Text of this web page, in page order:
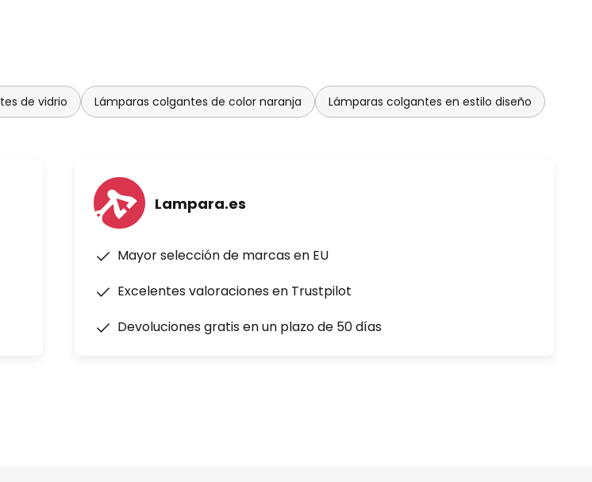
hasta
de Arte
altas
y
de vidrio Lámparas colgantes de color naranja Lámparas colgantes en estilo diseño
Lampara.es
Mayor selección de marcas en EU
Excelentes valoraciones en Trustpilot
Devoluciones gratis en un plazo de 50 días